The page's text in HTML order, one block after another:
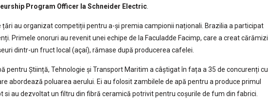
Program Officer la Schneider Electric
țări au organizat competiții pentru a-și premia campionii naționali. Brazilia a participat
Primele onoruri au revenit unei echipe de la Faculadde Facimp, care a creat cărămizi
dintr-un fruct local (açaí), rămase după producerea cafelei.
pentru Știință, Tehnologie și Transport Maritim a câștigat în fața a 35 de concurenți cu
abordează poluarea aerului. Ei au folosit zambilele de apă pentru a produce primul
si au dezvoltat un filtru din fibră ceramică potrivit pentru coșurile de fum din fabrici.